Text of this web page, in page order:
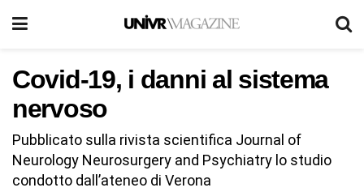
Covid-19, i danni al sistema
nervoso
Pubblicato sulla rivista scientifica Journal of
Neurology Neurosurgery and Psychiatry lo studio
condotto dall’ateneo di Verona